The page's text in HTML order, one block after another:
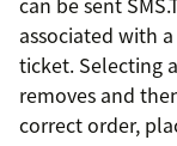
associated with
ticket. Selecting
removes and
correct order,